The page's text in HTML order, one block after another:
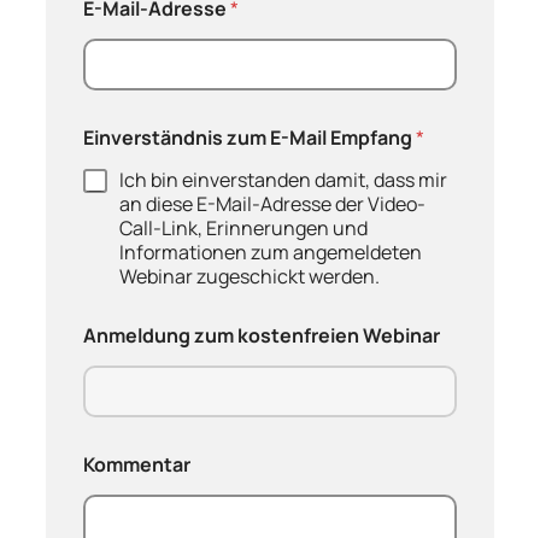
E-Mail-Adresse*
Einverständnis zum E-Mail Empfang*
Ich bin einverstanden damit, dass mir
an diese E-Mail-Adresse der Video-
Call-Link, Erinnerungen und
Informationen zum angemeldeten
Webinar zugeschickt werden.
Anmeldung zum kostenfreien Webinar
-
M
Kommentar